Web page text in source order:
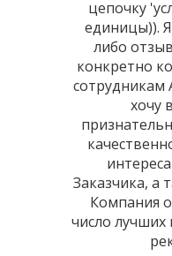
цепочку
единицы)).
либо
конкретно
сотрудникам
хочу
Заказчика, а
Компания
число